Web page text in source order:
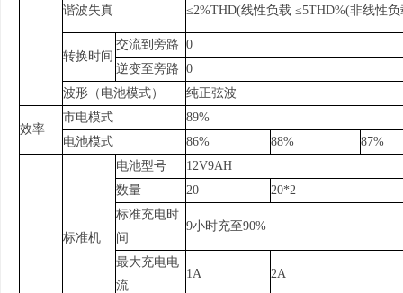
谐波失真 ≤2%THD(线性负载 ≤5THD%(非线性负
转换时间
交流到旁路 0
逆变至旁路 0
波形（电池模式）
纯正弦波
效率
市电模式
89%
电池模式
86% 88% 87%
标准机
电池型号
12V9AH
数量
20
20*2
标准充电时
间
9小时充至90%
最大充电电
流
1A 2A